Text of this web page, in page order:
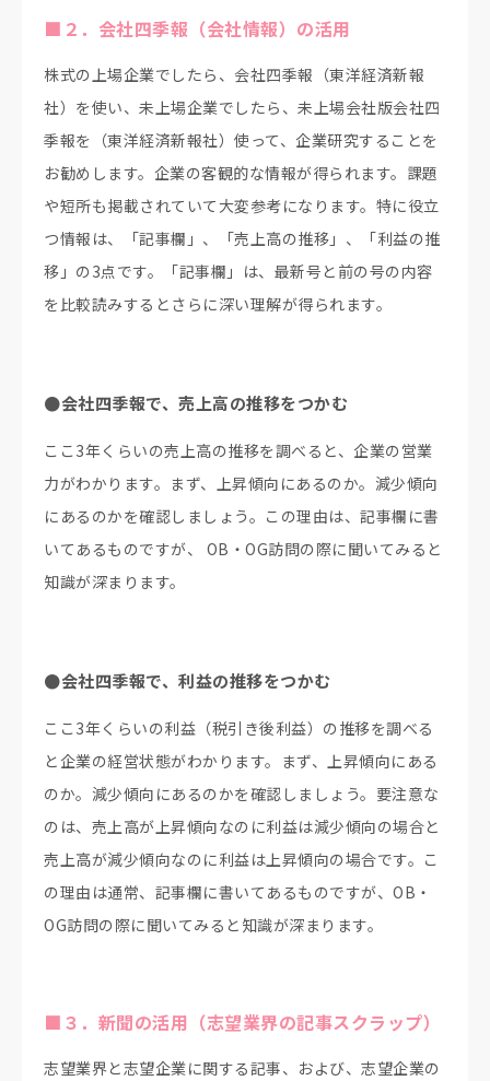
■２．会社四季報（会社情報）の活用
株式の上場企業でしたら、会社四季報（東洋経済新報
社）を使い、未上場企業でしたら、未上場会社版会社四
季報を（東洋経済新報社）使って、企業研究することを
お勧めします。企業の客観的な情報が得られます。課題
や短所も掲載されていて大変参考になります。特に役立
つ情報は、「記事欄」、「売上高の推移」、「利益の推
移」の3点です。「記事欄」は、最新号と前の号の内容
を比較読みするとさらに深い理解が得られます。
●会社四季報で、売上高の推移をつかむ
ここ3年くらいの売上高の推移を調べると、企業の営業
力がわかります。まず、上昇傾向にあるのか。減少傾向
にあるのかを確認しましょう。この理由は、記事欄に書
いてあるものですが、 OB・OG訪問の際に聞いてみると
知識が深まります。
●会社四季報で、利益の推移をつかむ
ここ3年くらいの利益（税引き後利益）の推移を調べる
と企業の経営状態がわかります。まず、上昇傾向にある
のか。減少傾向にあるのかを確認しましょう。要注意な
のは、売上高が上昇傾向なのに利益は減少傾向の場合と
売上高が減少傾向なのに利益は上昇傾向の場合です。こ
の理由は通常、記事欄に書いてあるものですが、OB・
OG訪問の際に聞いてみると知識が深まります。
■３．新聞の活用（志望業界の記事スクラップ）
志望業界と志望企業に関する記事、および、志望企業の